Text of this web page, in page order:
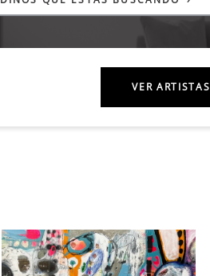
VER ARTISTAS